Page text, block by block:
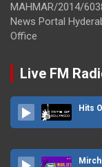
MAHMAR/2014/
News Portal
Office
Live FM
Hits